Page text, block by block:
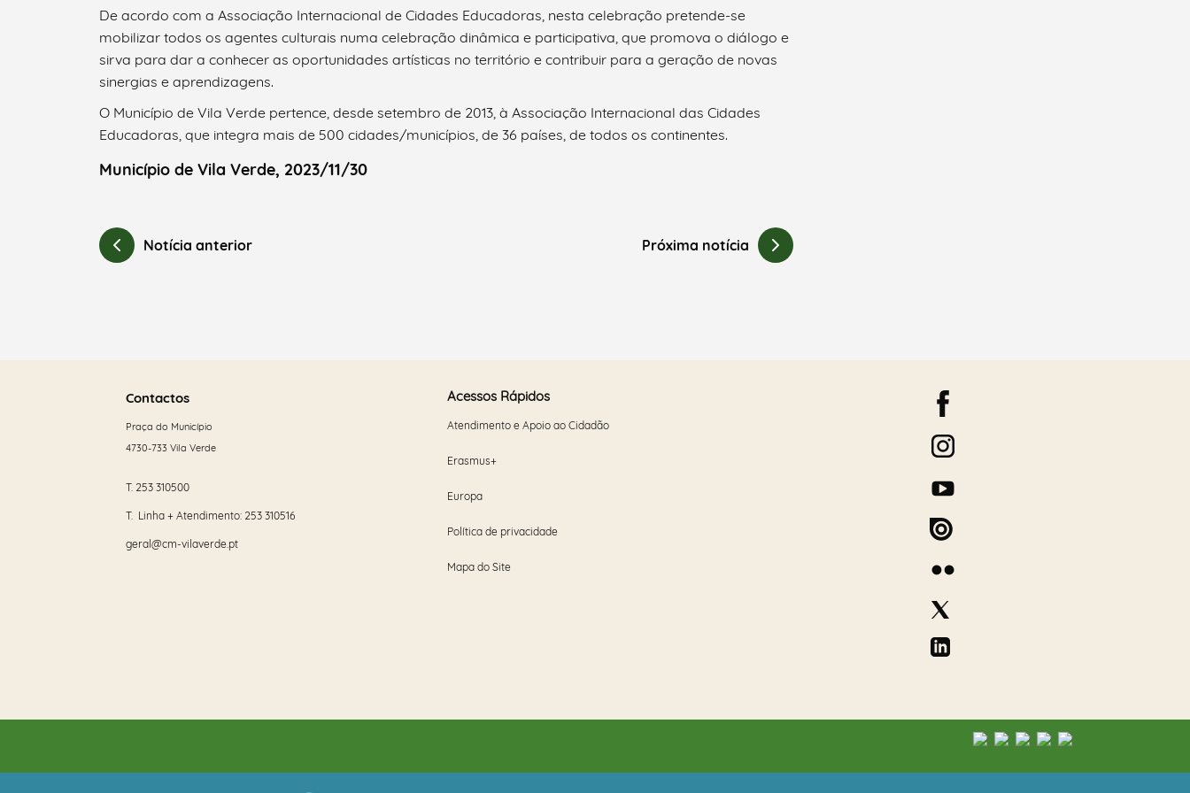
De acordo com a Associação Internacional de Cidades Educadoras, nesta celebração pretende-se
mobilizar todos os agentes culturais numa celebração dinâmica e participativa, que promova o diálogo e
sirva para dar a conhecer as oportunidades artísticas no território e contribuir para a geração de novas
sinergias e aprendizagens.
O Município de Vila Verde pertence, desde setembro de 2013, à Associação Internacional das Cidades
Educadoras, que integra mais de 500 cidades/municípios, de 36 países, de todos os continentes.
Município de Vila Verde, 2023/11/30
Notícia anterior Próxima notícia
Contactos
Praça do Município
4730-733 Vila Verde
T. 253 310500
T. Linha + Atendimento: 253 310516
geral@cm-vilaverde.pt
Acessos Rápidos
Atendimento e Apoio ao Cidadão
Erasmus+
Europa
Política de privacidade
Mapa do Site